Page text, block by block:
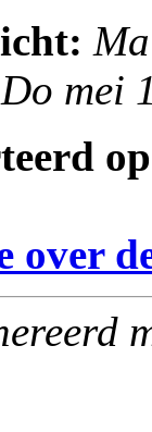
Do mei
over